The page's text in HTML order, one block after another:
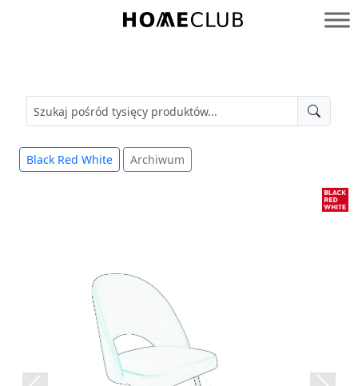
Homeclub
Black Red White Archiwum